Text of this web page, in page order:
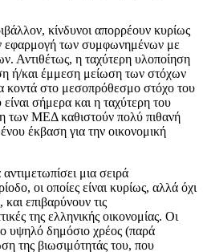
κίνδυνοι απορρέουν κυρίως
εφαρμογή των συμφωνημένων με
Αντιθέτως, η ταχύτερη υλοποίηση
ή/και έμμεση μείωση των στόχων
κοντά στο μεσοπρόθεσμο στόχο του
σήμερα και η ταχύτερη του
των ΜΕΔ καθιστούν πολύ πιθανή
έκβαση για την οικονομική
μια σειρά
οι οποίες είναι κυρίως, αλλά όχι
επιβαρύνουν τις
της ελληνικής οικονομίας. Οι
υψηλό δημόσιο χρέος (παρά
της βιωσιμότητάς του, που